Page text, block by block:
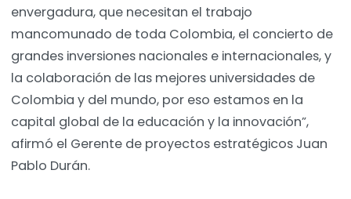
envergadura, que necesitan el trabajo
mancomunado de toda Colombia, el concierto de
grandes inversiones nacionales e internacionales, y
la colaboración de las mejores universidades de
Colombia y del mundo, por eso estamos en la
capital global de la educación y la innovación”,
afirmó el Gerente de proyectos estratégicos Juan
Pablo Durán.